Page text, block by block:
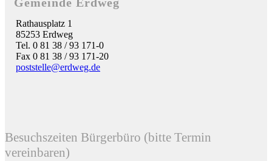
Rathausplatz 1
85253 Erdweg
Tel. 0 81 38 / 93 171-0
Fax 0 81 38 / 93 171-20
poststelle@erdweg.de
Besuchszeiten Bürgerbüro (bitte Termin
vereinbaren)